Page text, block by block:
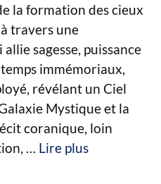
la formation des cieux
travers une
sagesse, puissance
immémoriaux,
révélant un Ciel
Mystique et la
coranique, loin
… Lire plus